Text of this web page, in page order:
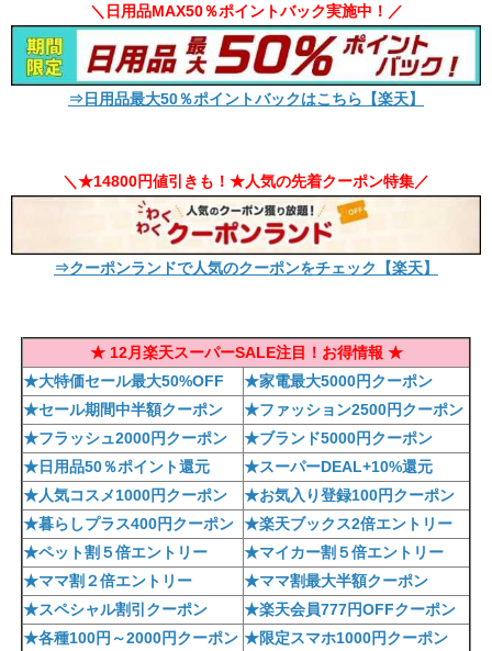
＼日用品MAX50％ポイントバック実施中！／
⇒日用品最大50％ポイントバックはこちら【楽天】
＼★14800円値引きも！★人気の先着クーポン特集／
⇒クーポンランドで人気のクーポンをチェック【楽天】
★ 12月楽天スーパーSALE注目！お得情報 ★
★大特価セール最大50%OFF
★家電最大5000円クーポン
★セール期間中半額クーポン
★ファッション2500円クーポン
★フラッシュ2000円クーポン
★ブランド5000円クーポン
★日用品50％ポイント還元
★スーパーDEAL+10%還元
★人気コスメ1000円クーポン
★お気入り登録100円クーポン
★暮らしプラス400円クーポン ★楽天ブックス2倍エントリー
★ペット割５倍エントリー
★マイカー割５倍エントリー
★ママ割２倍エントリー
★ママ割最大半額クーポン
★スペシャル割引クーポン
★楽天会員777円OFFクーポン
★各種100円～2000円クーポン ★限定スマホ1000円クーポン